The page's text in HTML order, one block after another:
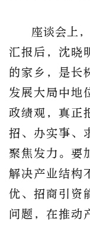
座谈会上
汇报后，沈晓
的家乡，是长
发展大局中地
政绩观，真正
招、办实事、
聚焦发力。要
解决产业结构
优、招商引资
问题，在推动